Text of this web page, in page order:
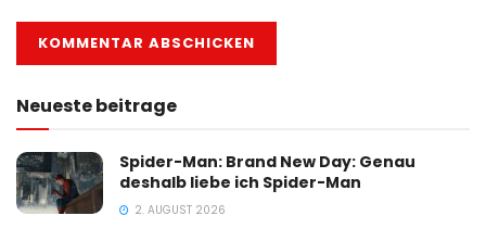
Neueste beitrage
Spider-Man: Brand New Day: Genau
deshalb liebe ich Spider-Man
2. AUGUST 2026